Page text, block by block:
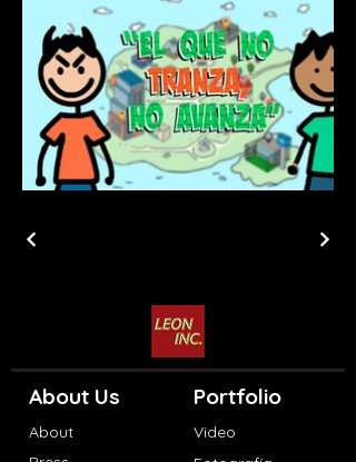
About Us Portfolio
About
Video